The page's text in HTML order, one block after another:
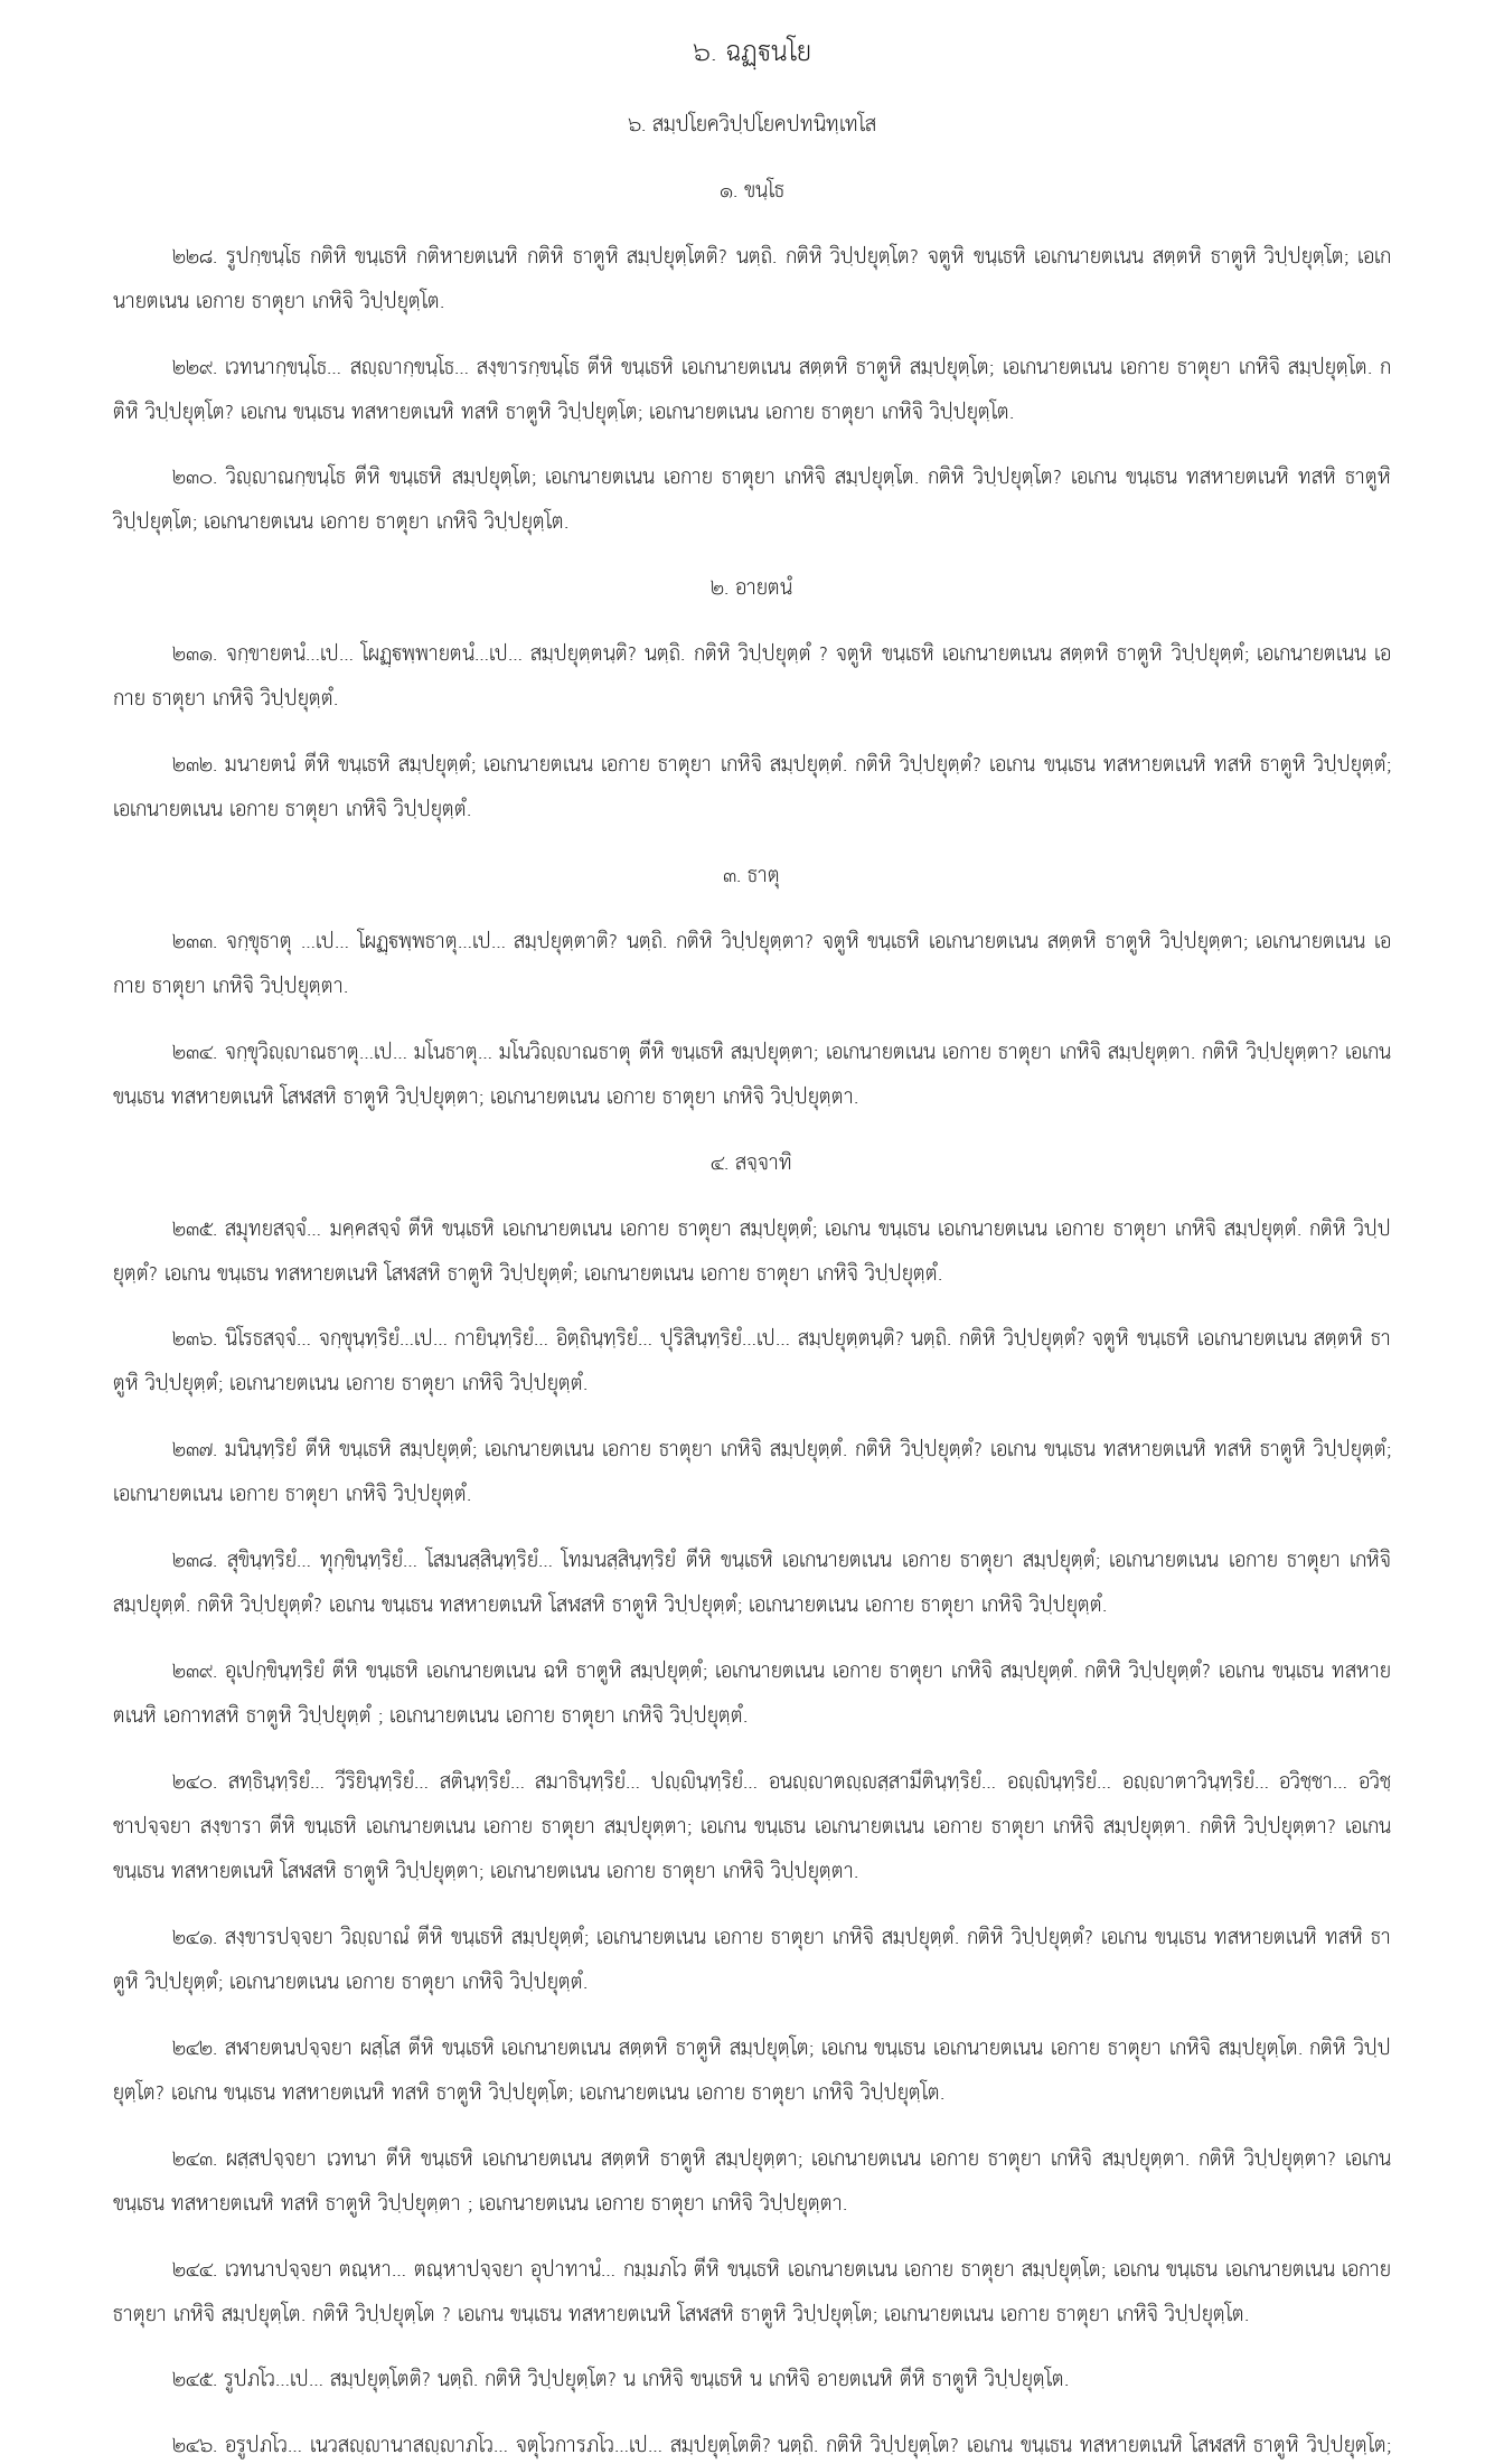
๖. ฉฏฺนโย
๖. สมฺปโยควิปฺปโยคปทนิทฺเทโส
๑. ขนฺโธ
๒๒๘. รูปกฺขนฺโธ กติหิ ขนฺเธหิ กติหายตเนหิ กติหิ ธาตูหิ สมฺปยุตฺโตติ? นตฺถิ. กติหิ วิปฺปยุตฺโต? จตูหิ ขนฺเธหิ เอเกนายตเนน สตฺตหิ ธาตูหิ วิปฺปยุตฺโต; เอเก
นายตเนน เอกาย ธาตุยา เกหิจิ วิปฺปยุตฺโต.
๒๒๙. เวทนากฺขนฺโธ… สฺากฺขนฺโธ… สงฺขารกฺขนฺโธ ตีหิ ขนฺเธหิ เอเกนายตเนน สตฺตหิ ธาตูหิ สมฺปยุตฺโต; เอเกนายตเนน เอกาย ธาตุยา เกหิจิ สมฺปยุตฺโต. ก
ติหิ วิปฺปยุตฺโต? เอเกน ขนฺเธน ทสหายตเนหิ ทสหิ ธาตูหิ วิปฺปยุตฺโต; เอเกนายตเนน เอกาย ธาตุยา เกหิจิ วิปฺปยุตฺโต.
๒๓๐. วิฺาณกฺขนฺโธ ตีหิ ขนฺเธหิ สมฺปยุตฺโต; เอเกนายตเนน เอกาย ธาตุยา เกหิจิ สมฺปยุตฺโต. กติหิ วิปฺปยุตฺโต? เอเกน ขนฺเธน ทสหายตเนหิ ทสหิ ธาตูหิ
วิปฺปยุตฺโต; เอเกนายตเนน เอกาย ธาตุยา เกหิจิ วิปฺปยุตฺโต.
๒. อายตนํ
๒๓๑. จกฺขายตนํ…เป… โผฏฺพฺพายตนํ…เป… สมฺปยุตฺตนฺติ? นตฺถิ. กติหิ วิปฺปยุตฺตํ ? จตูหิ ขนฺเธหิ เอเกนายตเนน สตฺตหิ ธาตูหิ วิปฺปยุตฺตํ; เอเกนายตเนน เอ
กาย ธาตุยา เกหิจิ วิปฺปยุตฺตํ.
๒๓๒. มนายตนํ ตีหิ ขนฺเธหิ สมฺปยุตฺตํ; เอเกนายตเนน เอกาย ธาตุยา เกหิจิ สมฺปยุตฺตํ. กติหิ วิปฺปยุตฺตํ? เอเกน ขนฺเธน ทสหายตเนหิ ทสหิ ธาตูหิ วิปฺปยุตฺตํ;
เอเกนายตเนน เอกาย ธาตุยา เกหิจิ วิปฺปยุตฺตํ.
๓. ธาตุ
๒๓๓. จกฺขุธาตุ …เป… โผฏฺพฺพธาตุ…เป… สมฺปยุตฺตาติ? นตฺถิ. กติหิ วิปฺปยุตฺตา? จตูหิ ขนฺเธหิ เอเกนายตเนน สตฺตหิ ธาตูหิ วิปฺปยุตฺตา; เอเกนายตเนน เอ
กาย ธาตุยา เกหิจิ วิปฺปยุตฺตา.
๒๓๔. จกฺขุวิฺาณธาตุ…เป… มโนธาตุ… มโนวิฺาณธาตุ ตีหิ ขนฺเธหิ สมฺปยุตฺตา; เอเกนายตเนน เอกาย ธาตุยา เกหิจิ สมฺปยุตฺตา. กติหิ วิปฺปยุตฺตา? เอเกน
ขนฺเธน ทสหายตเนหิ โสฬสหิ ธาตูหิ วิปฺปยุตฺตา; เอเกนายตเนน เอกาย ธาตุยา เกหิจิ วิปฺปยุตฺตา.
๔. สจฺจาทิ
๒๓๕. สมุทยสจฺจํ… มคฺคสจฺจํ ตีหิ ขนฺเธหิ เอเกนายตเนน เอกาย ธาตุยา สมฺปยุตฺตํ; เอเกน ขนฺเธน เอเกนายตเนน เอกาย ธาตุยา เกหิจิ สมฺปยุตฺตํ. กติหิ วิปฺป
ยุตฺตํ? เอเกน ขนฺเธน ทสหายตเนหิ โสฬสหิ ธาตูหิ วิปฺปยุตฺตํ; เอเกนายตเนน เอกาย ธาตุยา เกหิจิ วิปฺปยุตฺตํ.
๒๓๖. นิโรธสจฺจํ… จกฺขุนฺทฺริยํ…เป… กายินฺทฺริยํ… อิตฺถินฺทฺริยํ… ปุริสินฺทฺริยํ…เป… สมฺปยุตฺตนฺติ? นตฺถิ. กติหิ วิปฺปยุตฺตํ? จตูหิ ขนฺเธหิ เอเกนายตเนน สตฺตหิ ธา
ตูหิ วิปฺปยุตฺตํ; เอเกนายตเนน เอกาย ธาตุยา เกหิจิ วิปฺปยุตฺตํ.
๒๓๗. มนินฺทฺริยํ ตีหิ ขนฺเธหิ สมฺปยุตฺตํ; เอเกนายตเนน เอกาย ธาตุยา เกหิจิ สมฺปยุตฺตํ. กติหิ วิปฺปยุตฺตํ? เอเกน ขนฺเธน ทสหายตเนหิ ทสหิ ธาตูหิ วิปฺปยุตฺตํ;
เอเกนายตเนน เอกาย ธาตุยา เกหิจิ วิปฺปยุตฺตํ.
๒๓๘. สุขินฺทฺริยํ… ทุกฺขินฺทฺริยํ… โสมนสฺสินฺทฺริยํ… โทมนสฺสินฺทฺริยํ ตีหิ ขนฺเธหิ เอเกนายตเนน เอกาย ธาตุยา สมฺปยุตฺตํ; เอเกนายตเนน เอกาย ธาตุยา เกหิจิ
สมฺปยุตฺตํ. กติหิ วิปฺปยุตฺตํ? เอเกนขนฺเธน ทสหายตเนหิ โสฬสหิ ธาตูหิ วิปฺปยุตฺตํ; เอเกนายตเนน เอกาย ธาตุยา เกหิจิ วิปฺปยุตฺตํ.
๒๓๙. อุเปกฺขินฺทฺริยํ ตีหิ ขนฺเธหิ เอเกนายตเนน ฉหิ ธาตูหิ สมฺปยุตฺตํ; เอเกนายตเนน เอกาย ธาตุยา เกหิจิ สมฺปยุตฺตํ. กติหิ วิปฺปยุตฺตํ? เอเกน ขนฺเธน ทสหาย
ตเนหิ เอกาทสหิ ธาตูหิ วิปฺปยุตฺตํ ; เอเกนายตเนน เอกาย ธาตุยา เกหิจิ วิปฺปยุตฺตํ.
๒๔๐. สทฺธินฺทฺริยํ… วีริยินฺทฺริยํ… สตินฺทฺริยํ… สมาธินฺทฺริยํ… ปฺินฺทฺริยํ… อนฺาตฺสฺสามีตินฺทฺริยํ… อฺินฺทฺริยํ… อฺาตาวินฺทฺริยํ… อวิชฺชา… อวิชฺ
ชาปจฺจยา สงฺขารา ตีหิ ขนฺเธหิ เอเกนายตเนน เอกาย ธาตุยา สมฺปยุตฺตา; เอเกน ขนฺเธน เอเกนายตเนน เอกาย ธาตุยา เกหิจิ สมฺปยุตฺตา. กติหิ วิปฺปยุตฺตา? เอเกน
ขนฺเธน ทสหายตเนหิ โสฬสหิ ธาตูหิ วิปฺปยุตฺตา; เอเกนายตเนน เอกาย ธาตุยา เกหิจิ วิปฺปยุตฺตา.
๒๔๑. สงฺขารปจฺจยา วิฺาณํ ตีหิ ขนฺเธหิ สมฺปยุตฺตํ; เอเกนายตเนน เอกาย ธาตุยา เกหิจิ สมฺปยุตฺตํ. กติหิ วิปฺปยุตฺตํ? เอเกน ขนฺเธน ทสหายตเนหิ ทสหิ ธา
ตูหิ วิปฺปยุตฺตํ; เอเกนายตเนน เอกาย ธาตุยา เกหิจิ วิปฺปยุตฺตํ.
๒๔๒. สฬายตนปจฺจยา ผสฺโส ตีหิ ขนฺเธหิ เอเกนายตเนน สตฺตหิ ธาตูหิ สมฺปยุตฺโต; เอเกน ขนฺเธน เอเกนายตเนน เอกาย ธาตุยา เกหิจิ สมฺปยุตฺโต. กติหิ วิปฺป
ยุตฺโต? เอเกน ขนฺเธน ทสหายตเนหิ ทสหิ ธาตูหิ วิปฺปยุตฺโต; เอเกนายตเนน เอกาย ธาตุยา เกหิจิ วิปฺปยุตฺโต.
๒๔๓. ผสฺสปจฺจยา เวทนา ตีหิ ขนฺเธหิ เอเกนายตเนน สตฺตหิ ธาตูหิ สมฺปยุตฺตา; เอเกนายตเนน เอกาย ธาตุยา เกหิจิ สมฺปยุตฺตา. กติหิ วิปฺปยุตฺตา? เอเกน
ขนฺเธน ทสหายตเนหิ ทสหิ ธาตูหิ วิปฺปยุตฺตา ; เอเกนายตเนน เอกาย ธาตุยา เกหิจิ วิปฺปยุตฺตา.
๒๔๔. เวทนาปจฺจยา ตณฺหา… ตณฺหาปจฺจยา อุปาทานํ… กมฺมภโว ตีหิ ขนฺเธหิ เอเกนายตเนน เอกาย ธาตุยา สมฺปยุตฺโต; เอเกน ขนฺเธน เอเกนายตเนน เอกาย
ธาตุยา เกหิจิ สมฺปยุตฺโต. กติหิ วิปฺปยุตฺโต ? เอเกนขนฺเธน ทสหายตเนหิ โสฬสหิ ธาตูหิ วิปฺปยุตฺโต; เอเกนายตเนน เอกาย ธาตุยา เกหิจิ วิปฺปยุตฺโต.
๒๔๕. รูปภโว…เป… สมฺปยุตฺโตติ? นตฺถิ. กติหิ วิปฺปยุตฺโต? น เกหิจิ ขนฺเธหิ น เกหิจิ อายตเนหิ ตีหิ ธาตูหิ วิปฺปยุตฺโต.
๒๔๖. อรูปภโว… เนวสฺานาสฺาภโว… จตุโวการภโว…เป… สมฺปยุตฺโตติ? นตฺถิ. กติหิ วิปฺปยุตฺโต? เอเกน ขนฺเธน ทสหายตเนหิ โสฬสหิ ธาตูหิ วิปฺปยุตฺโต;